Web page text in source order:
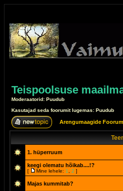
Teispoolsuse
Moderaatorid: Puudub
Kasutajad seda foorumit lugemas: Puudub
Arengumaagide Foorum
1. hüperruum
keegi olematu hõikab....!?
[ Mine lehele: 1 2 ]
Majas kummitab?